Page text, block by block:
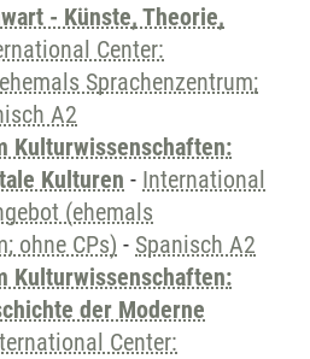
- Künste, Theorie,
Center:
Sprachenzentrum;
A2
Kulturwissenschaften:
Kulturen - International
(ehemals
ohne CPs) - Spanisch A2
Kulturwissenschaften:
der Moderne
Center: